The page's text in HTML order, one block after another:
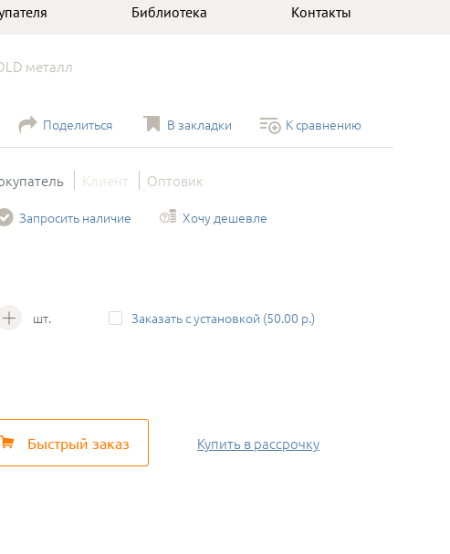
Библиотека Контакты
металл
Поделиться В закладки К сравнению
Клиент Оптовик
Запросить наличие Хочу дешевле
шт. Заказать с установкой (50.00 р.)
Быстрый заказ Купитьв рассрочку